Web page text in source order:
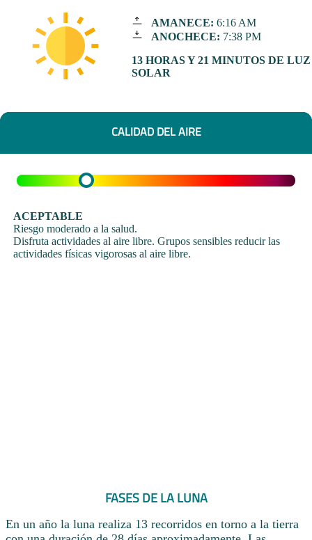
AMANECE: 6:16 AM
ANOCHECE: 7:38 PM
13 HORAS Y 21 MINUTOS DE LUZ
SOLAR
CALIDAD DEL AIRE
ACEPTABLE
Riesgo moderado a la salud.
Disfruta actividades al aire libre. Grupos sensibles reducir las
actividades físicas vigorosas al aire libre.
FASES DE LA LUNA
En un año la luna realiza 13 recorridos en torno a la tierra